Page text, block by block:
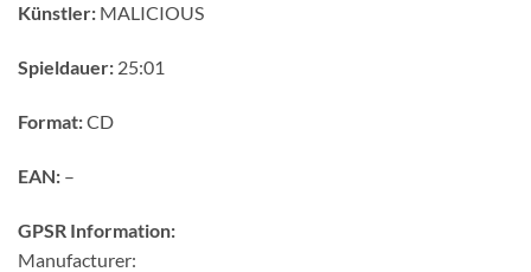
Künstler: MALICIOUS
Spieldauer: 25:01
Format:CD
EAN: –
GPSR Information:
Manufacturer: